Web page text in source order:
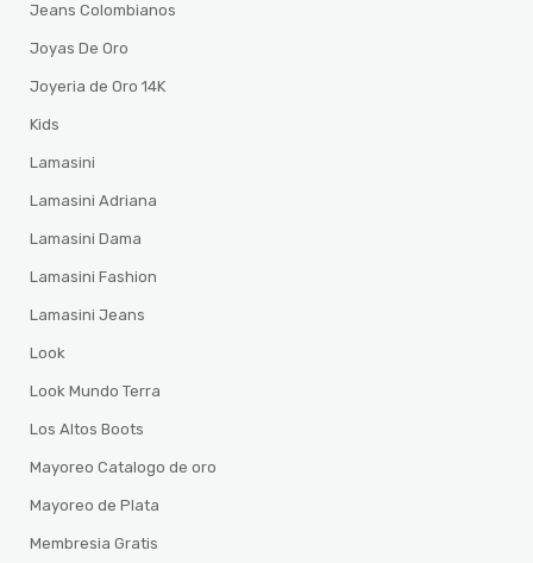
Jeans Colombianos
Joyas De Oro
Joyeria de Oro 14K
Kids
Lamasini
Lamasini Adriana
Lamasini Dama
Lamasini Fashion
Lamasini Jeans
Look
Look Mundo Terra
Los Altos Boots
Mayoreo Catalogo de oro
Mayoreo de Plata
Membresia Gratis